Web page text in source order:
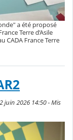
a été proposé
Terre d’Asile
CADA France Terre
juin 2026 14:50 - Mis